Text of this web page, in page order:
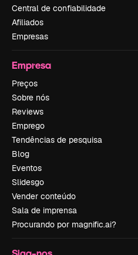
Central de confiabilidade
Afiliados
Empresas
Empresa
Preços
Sobre nós
Reviews
Emprego
Tendências de pesquisa
Blog
Eventos
Slidesgo
Vender conteúdo
Sala de imprensa
Procurando por magnific.ai?